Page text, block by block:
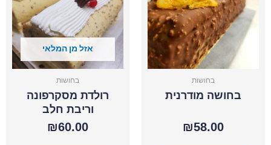
בחושות
בחושה מודרנית
₪58.00
אזל מן המלאי
בחושות
רולדת מסקרפונה
וריבת חלב
₪60.00